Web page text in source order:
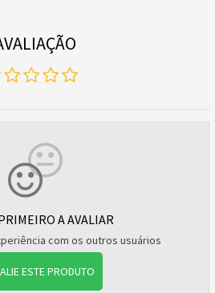
A AVALIAR
com os outros usuários
ESTE PRODUTO